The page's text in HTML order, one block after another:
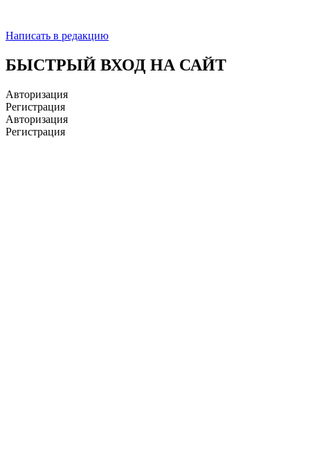
Написать в редакцию
БЫСТРЫЙ ВХОД НА САЙТ
Авторизация
Регистрация
Авторизация
Регистрация